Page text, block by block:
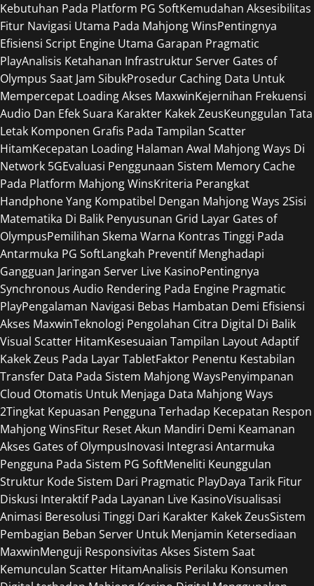
Kebutuhan Pada Platform PG SoftKemudahan Aksesibilitas
Fitur Navigasi Utama Pada Mahjong WinsPentingnya
Efisiensi Script Engine Utama Garapan Pragmatic
PlayAnalisis Ketahanan Infrastruktur Server Gates of
Olympus Saat Jam SibukProsedur Caching Data Untuk
Mempercepat Loading Akses MaxwinKejernihan Frekuensi
Audio Dan Efek Suara Karakter Kakek ZeusKeunggulan Tata
Letak Komponen Grafis Pada Tampilan Scatter
HitamKecepatan Loading Halaman Awal Mahjong Ways Di
Network 5GEvaluasi Penggunaan Sistem Memory Cache
Pada Platform Mahjong WinsKriteria Perangkat
Handphone Yang Kompatibel Dengan Mahjong Ways 2Sisi
Matematika Di Balik Penyusunan Grid Layar Gates of
OlympusPemilihan Skema Warna Kontras Tinggi Pada
Antarmuka PG SoftLangkah Preventif Menghadapi
Gangguan Jaringan Server Live KasinoPentingnya
Synchronous Audio Rendering Pada Engine Pragmatic
PlayPengalaman Navigasi Bebas Hambatan Demi Efisiensi
Akses MaxwinTeknologi Pengolahan Citra Digital Di Balik
Visual Scatter HitamKesesuaian Tampilan Layout Adaptif
Kakek Zeus Pada Layar TabletFaktor Penentu Kestabilan
Transfer Data Pada Sistem Mahjong WaysPenyimpanan
Cloud Otomatis Untuk Menjaga Data Mahjong Ways
2Tingkat Kepuasan Pengguna Terhadap Kecepatan Respon
Mahjong WinsFitur Reset Akun Mandiri Demi Keamanan
Akses Gates of OlympusInovasi Integrasi Antarmuka
Pengguna Pada Sistem PG SoftMeneliti Keunggulan
Struktur Kode Sistem Dari Pragmatic PlayDaya Tarik Fitur
Diskusi Interaktif Pada Layanan Live KasinoVisualisasi
Animasi Beresolusi Tinggi Dari Karakter Kakek ZeusSistem
Pembagian Beban Server Untuk Menjamin Ketersediaan
MaxwinMenguji Responsivitas Akses Sistem Saat
Kemunculan Scatter HitamAnalisis Perilaku Konsumen